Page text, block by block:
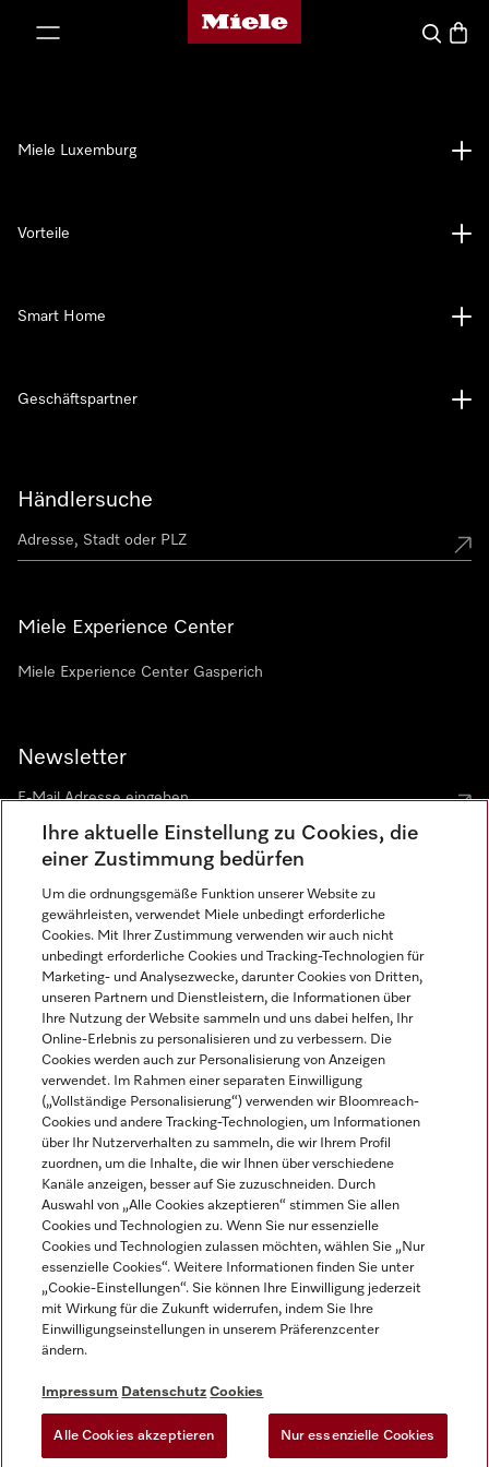
Miele-Homepage
Suche
Händlersuche
Miele Experience Center
Miele Experience Center Gasperich
Newsletter
Sprache
DEUTSCH
Miele Luxemburg
Vorteile
Smart Home
Geschäftspartner
Impressum
AGB
Datenschutz
Nutzungsbedingungen
Gesetzen über digitale Dienste
Cookie-Einstellungen
Miele auf Instagram
Miele auf Youtube
Ihre aktuelle Einstellung zu Cookies, die
einer Zustimmung bedürfen
Um die ordnungsgemäße Funktion unserer Website zu
gewährleisten, verwendet Miele unbedingt erforderliche
Cookies. Mit Ihrer Zustimmung verwenden wir auch nicht
unbedingt erforderliche Cookies und Tracking-Technologien für
Marketing- und Analysezwecke, darunter Cookies von Dritten,
unseren Partnern und Dienstleistern, die Informationen über
Ihre Nutzung der Website sammeln und uns dabei helfen, Ihr
Online-Erlebnis zu personalisieren und zu verbessern. Die
Cookies werden auch zur Personalisierung von Anzeigen
verwendet. Im Rahmen einer separaten Einwilligung
(„Vollständige Personalisierung“) verwenden wir Bloomreach-
Cookies und andere Tracking-Technologien, um Informationen
über Ihr Nutzerverhalten zu sammeln, die wir Ihrem Profil
zuordnen, um die Inhalte, die wir Ihnen über verschiedene
Kanäle anzeigen, besser auf Sie zuzuschneiden. Durch
Auswahl von „Alle Cookies akzeptieren“ stimmen Sie allen
Cookies und Technologien zu. Wenn Sie nur essenzielle
Cookies und Technologien zulassen möchten, wählen Sie „Nur
essenzielle Cookies“. Weitere Informationen finden Sie unter
„Cookie-Einstellungen“. Sie können Ihre Einwilligung jederzeit
mit Wirkung für die Zukunft widerrufen, indem Sie Ihre
Einwilligungseinstellungen in unserem Präferenzcenter
ändern.
Impressum Datenschutz Cookies
Alle Cookies akzeptieren Nur essenzielle Cookies